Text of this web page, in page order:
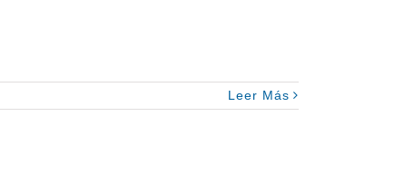
Leer Más